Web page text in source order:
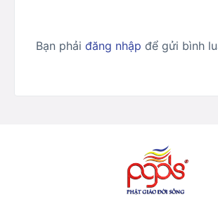
Bạn phải đăng nhập để gửi bình